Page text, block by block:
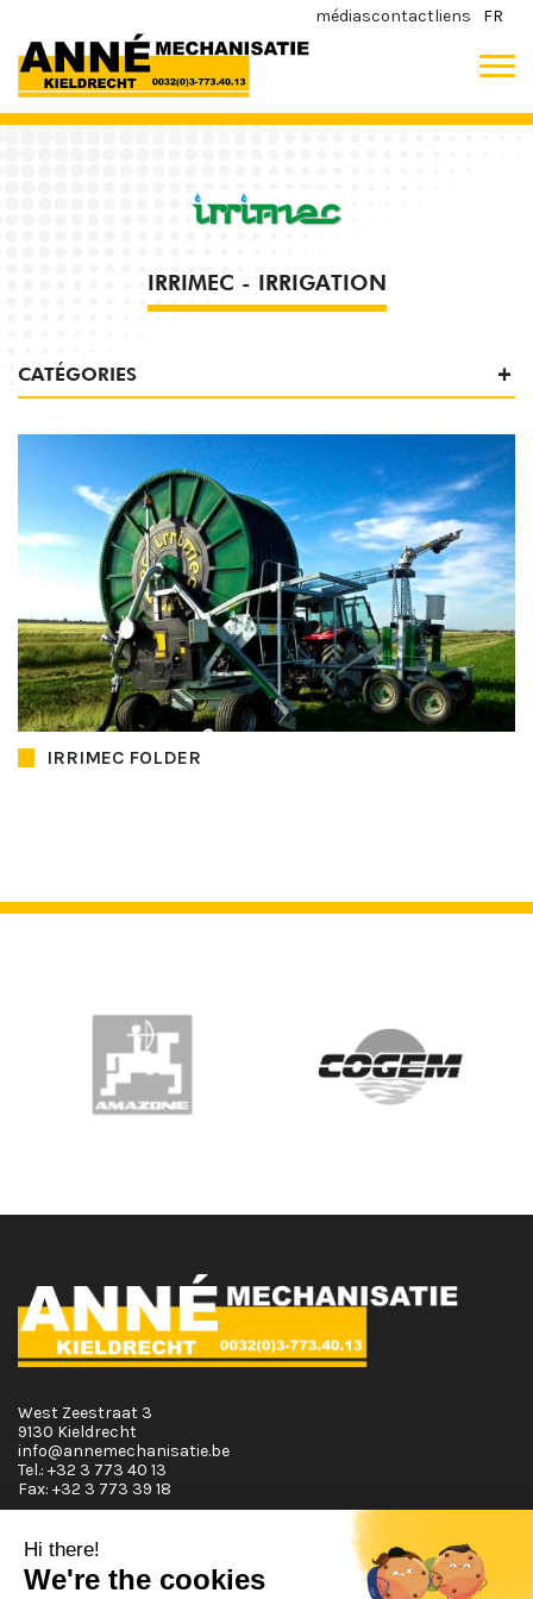
médiascontactliens FR
IRRIMEC - IRRIGATION
CATÉGORIES
IRRIMEC FOLDER
West Zeestraat 3
9130 Kieldrecht
info@annemechanisatie.be
Tel.: +32 3 773 40 13
Fax: +32 3 773 39 18